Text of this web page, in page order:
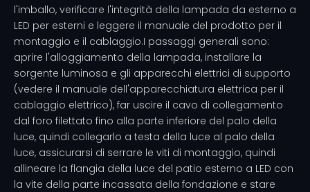
l'imballo, verificare l'integrità della lampada da esterno a
LED per esterni e leggere il manuale del prodotto per il
montaggio e il cablaggio.I passaggi generali sono:
aprire l'alloggiamento della lampada, installare la
sorgente luminosa e gli apparecchi elettrici di supporto
(vedere il manuale dell'apparecchiatura elettrica per il
cablaggio elettrico), far uscire il cavo di collegamento
dal foro filettato fino alla parte inferiore del palo della
luce, quindi collegarlo a testa della luce al palo della
luce, assicurarsi di serrare le viti di montaggio, quindi
allineare la flangia della luce del patio esterno a LED con
la vite della parte incassata della fondazione e stare